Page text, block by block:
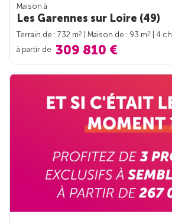
Maison à
Les Garennes sur Loire (49)
Terrain de : 732 m2 | Maison de : 93 m2
| 4 ch.
à partir de 309 810 €